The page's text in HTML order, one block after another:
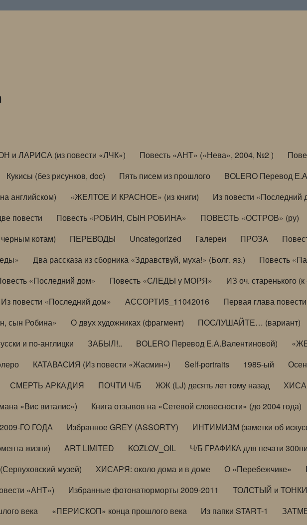
и ЛАРИСА (из повести «ЛЧК») Повесть «АНТ» («Нева», 2004, №2 )
Кукисы (без рисунков, doc) Пять писем из прошлого BOLERO Перевод
английском)
«ЖЕЛТОЕ И КРАСНОЕ» (из книги) Из повести «Последний
повести Повесть «РОБИН, СЫН РОБИНА» ПОВЕСТЬ «ОСТРОВ» (ру)
котам)
ПЕРЕВОДЫ Uncategorized Галереи ПРОЗА
Два рассказа из сборника «Здравствуй, муха!» (Болг. яз.) Повесть
«Последний дом» Повесть «СЛЕДЫ у МОРЯ» ИЗ оч. старенького
Из повести «Последний дом» АССОРТИ5_11042016
Первая глава
сын Робина»
О двух художниках (фрагмент) ПОСЛУШАЙТЕ… (вариант)
и по-англицки ЗАБЫЛ!.. BOLERO Перевод Е.А.Валентиновой)
КАТАВАСИЯ (Из повести «Жасмин») Self-portraits 1985-ый
СМЕРТЬ АРКАДИЯ ПОЧТИ Ч/Б ЖЖ (LJ) десять лет тому назад
«Вис виталис»)
Книга отзывов на «Сетевой словесности» (до 2004 года)
ГО ГОДА
Избранное GREY (ASSORTY) ИНТИМИЗМ (заметки об
жизни)
ART LIMITED KOZLOV_OIL Ч/Б ГРАФИКА для печати
музей)
ХИСАРЯ: около дома и в доме О «Перебежчике»
«АНТ»)
Избранные фотонатюрморты 2009-2011
ТОЛСТЫЙ и
века
«ПЕРИСКОП» конца прошлого века Из папки START-1